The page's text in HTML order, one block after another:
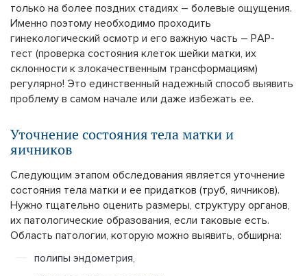
только на более поздних стадиях – болевые ощущения.
Именно поэтому необходимо проходить
гинекологический осмотр и его важную часть – РАР-
тест (проверка состояния клеток шейки матки, их
склонности к злокачественным трансформациям)
регулярно! Это единственный надежный способ выявить
проблему в самом начале или даже избежать ее.
Уточнение состояния тела матки и
яичников
Следующим этапом обследования является уточнение
состояния тела матки и ее придатков (труб, яичников).
Нужно тщательно оценить размеры, структуру органов,
их патологические образования, если таковые есть.
Область патологии, которую можно выявить, обширна:
полипы эндометрия,